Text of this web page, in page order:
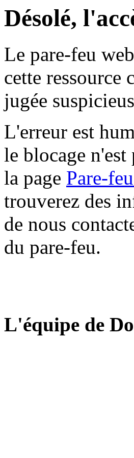
Désolé,
Le pare-feu
cette ressource
jugée
L'erreur est
le blocage
la page Pare-
trouverez des
de nous
du pare-feu.
L'équipe de